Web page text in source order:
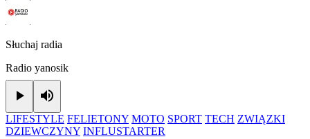
Słuchaj radia
Radio yanosik
Play
LIFESTYLE FELIETONY MOTO SPORT TECH ZWIĄZKI
DZIEWCZYNY INFLUSTARTER